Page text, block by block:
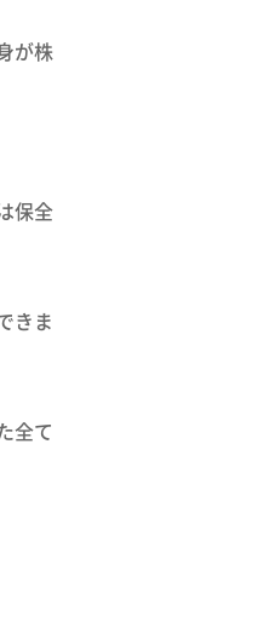
が株
保全
きま
全て